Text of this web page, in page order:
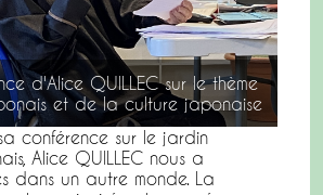
d'Alice QUILLEC sur le thème
et de la culture japonaise
conférence sur le jardin
Alice QUILLEC nous a
dans un autre monde. La